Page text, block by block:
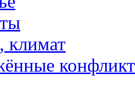
климат